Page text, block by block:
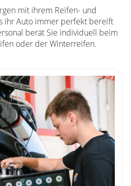
mit ihrem Reifen- und
ihr Auto immer perfekt bereift
berät Sie individuell beim
oder der Winterreifen.